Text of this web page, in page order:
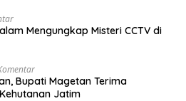
Mengungkap Misteri CCTV di
Bupati Magetan Terima
Jatim